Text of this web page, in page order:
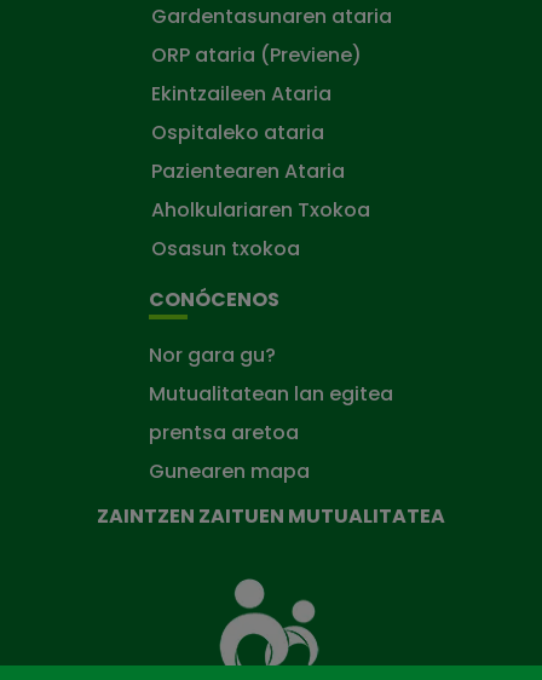
Gardentasunaren ataria
ORP ataria (Previene)
Ekintzaileen Ataria
Ospitaleko ataria
Pazientearen Ataria
Aholkulariaren Txokoa
Osasun txokoa
CONÓCENOS
Nor gara gu?
Mutualitatean lan egitea
prentsa aretoa
Gunearen mapa
ZAINTZEN ZAITUEN MUTUALITATEA
zaituen
Mutua